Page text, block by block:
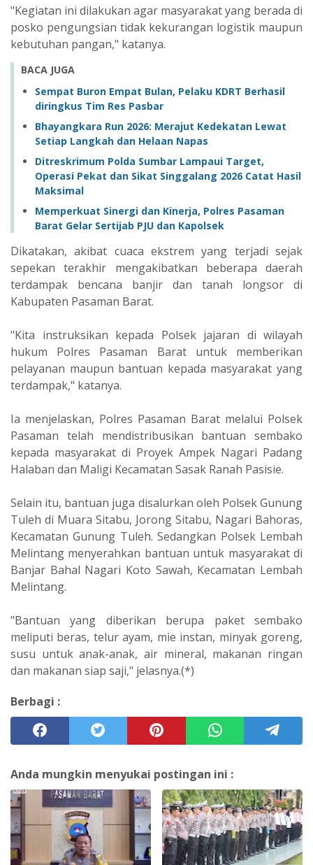
"Kegiatan ini dilakukan agar masyarakat yang berada di
posko pengungsian tidak kekurangan logistik maupun
kebutuhan pangan," katanya.
BACA JUGA
Sempat Buron Empat Bulan, Pelaku KDRT Berhasil
diringkus Tim Res Pasbar
Bhayangkara Run 2026: Merajut Kedekatan Lewat
Setiap Langkah dan Helaan Napas
Ditreskrimum Polda Sumbar Lampaui Target,
Operasi Pekat dan Sikat Singgalang 2026 Catat Hasil
Maksimal
Memperkuat Sinergi dan Kinerja, Polres Pasaman
Barat Gelar Sertijab PJU dan Kapolsek
Dikatakan, akibat cuaca ekstrem yang terjadi sejak
sepekan terakhir mengakibatkan beberapa daerah
terdampak bencana banjir dan tanah longsor di
Kabupaten Pasaman Barat.
"Kita instruksikan kepada Polsek jajaran di wilayah
hukum Polres Pasaman Barat untuk memberikan
pelayanan maupun bantuan kepada masyarakat yang
terdampak," katanya.
Ia menjelaskan, Polres Pasaman Barat melalui Polsek
Pasaman telah mendistribusikan bantuan sembako
kepada masyarakat di Proyek Ampek Nagari Padang
Halaban dan Maligi Kecamatan Sasak Ranah Pasisie.
Selain itu, bantuan juga disalurkan oleh Polsek Gunung
Tuleh di Muara Sitabu, Jorong Sitabu, Nagari Bahoras,
Kecamatan Gunung Tuleh. Sedangkan Polsek Lembah
Melintang menyerahkan bantuan untuk masyarakat di
Banjar Bahal Nagari Koto Sawah, Kecamatan Lembah
Melintang.
"Bantuan yang diberikan berupa paket sembako
meliputi beras, telur ayam, mie instan, minyak goreng,
susu untuk anak-anak, air mineral, makanan ringan
dan makanan siap saji," jelasnya.(*)
Berbagi :
Anda mungkin menyukai postingan ini :